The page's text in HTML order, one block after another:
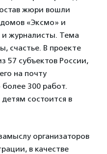
жюри вошли
«Эксмо» и
журналисты. Тема
счастье. В проекте
57 субъектов России,
на почту
более 300 работ.
состоится в
организаторов
в качестве